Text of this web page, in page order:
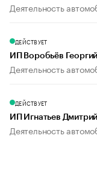
Деятельность
ДЕЙСТВУЕТ
ИП Воробьёв
Деятельность
ДЕЙСТВУЕТ
ИП Игнатьев
Деятельность